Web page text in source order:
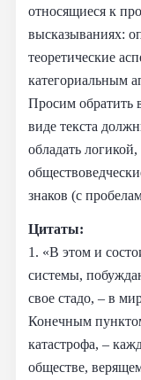
относящиеся к
высказываниях:
теоретические
категориальным
Просим обратить
виде текста
обладать
знаков (с
Цитаты:
1. «В этом и
системы,
свое стадо, – в
Конечным
катастрофа, –
обществе,